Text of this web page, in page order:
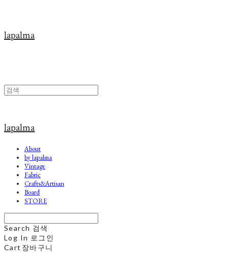
lapalma
lapalma
About
by lapalma
Vintage
Fabric
Crafts&Artisan
Board
STORE
Search 검색
Log In 로그인
Cart 장바구니